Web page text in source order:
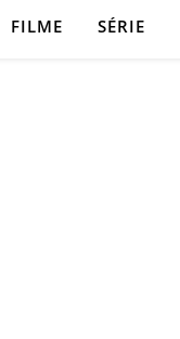
FILME SÉRIE